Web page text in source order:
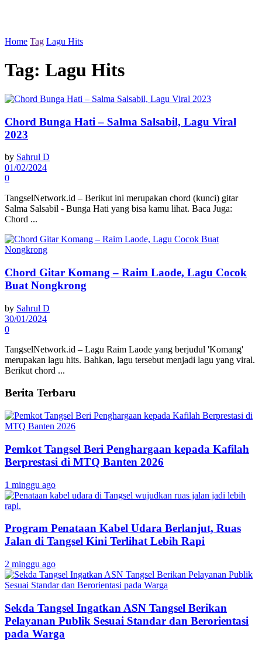
Home Tag Lagu Hits
Tag: Lagu Hits
Chord Bunga Hati – Salma Salsabil, Lagu Viral
2023
by Sahrul D
01/02/2024
0
TangselNetwork.id – Berikut ini merupakan chord (kunci) gitar
Salma Salsabil - Bunga Hati yang bisa kamu lihat. Baca Juga:
Chord ...
Chord Gitar Komang – Raim Laode, Lagu Cocok
Buat Nongkrong
by Sahrul D
30/01/2024
0
TangselNetwork.id – Lagu Raim Laode yang berjudul 'Komang'
merupakan lagu hits. Bahkan, lagu tersebut menjadi lagu yang viral.
Berikut chord ...
Berita Terbaru
Pemkot Tangsel Beri Penghargaan kepada Kafilah
Berprestasi di MTQ Banten 2026
1 minggu ago
Program Penataan Kabel Udara Berlanjut, Ruas
Jalan di Tangsel Kini Terlihat Lebih Rapi
2 minggu ago
Sekda Tangsel Ingatkan ASN Tangsel Berikan
Pelayanan Publik Sesuai Standar dan Berorientasi
pada Warga